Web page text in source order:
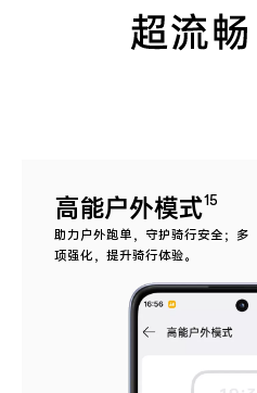
高能户外模式15
助力户外跑单，守护骑行安全；多
项强化，提升骑行体验。